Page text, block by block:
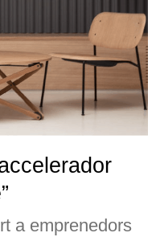
a emprenedors